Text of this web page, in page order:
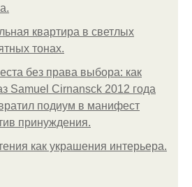
квартира в светлых
тонах.
без права выбора: как
Samuel Cirnansck 2012 года
подиум в манифест
принуждения.
как украшения интерьера.